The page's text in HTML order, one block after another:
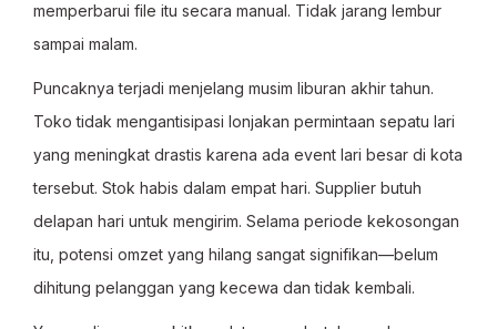
memperbarui file itu secara manual. Tidak jarang lembur
sampai malam.
Puncaknya terjadi menjelang musim liburan akhir tahun.
Toko tidak mengantisipasi lonjakan permintaan sepatu lari
yang meningkat drastis karena ada event lari besar di kota
tersebut. Stok habis dalam empat hari. Supplier butuh
delapan hari untuk mengirim. Selama periode kekosongan
itu, potensi omzet yang hilang sangat signifikan—belum
dihitung pelanggan yang kecewa dan tidak kembali.